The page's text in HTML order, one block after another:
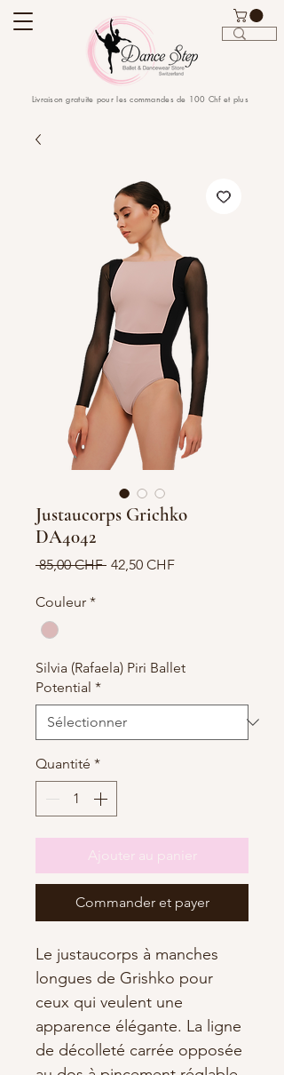
Livraison gratuite pour les commandes de 100 Chf et plus
Justaucorps Grichko
DA4042
85,00 CHF Prix
42,50 CHFPrix
Couleur *
Silvia (Rafaela) Piri Ballet
Potential *
Quantité *
Ajouter au panier
Commander et payer
Le justaucorps à manches
longues de Grishko pour
ceux qui veulent une
apparence élégante. La ligne
de décolleté carrée opposée